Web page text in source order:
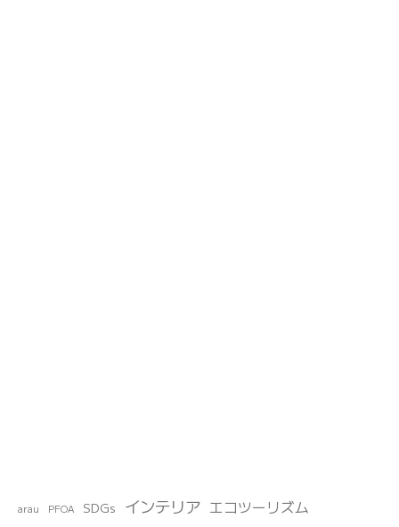
arau PFOA SDGs インテリア エコツーリズム